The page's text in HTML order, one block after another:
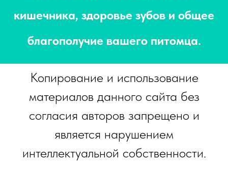
кишечника, здоровье зубов и общее
благополучие вашего питомца.
Копирование и использование
материалов данного сайта без
согласия авторов запрещено и
является нарушением
интеллектуальной собственности.